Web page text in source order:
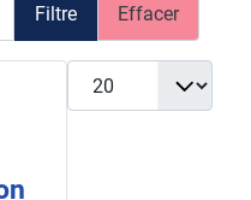
Filtre Effacer
Afficher #